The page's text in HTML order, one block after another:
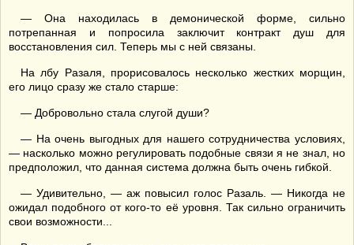
— Она находилась в демонической форме, сильно
потрепанная и попросила заключит контракт душ для
восстановления сил. Теперь мы с ней связаны.
На лбу Разаля, прорисовалось несколько жестких морщин,
его лицо сразу же стало старше:
— Добровольно стала слугой души?
— На очень выгодных для нашего сотрудничества условиях,
— насколько можно регулировать подобные связи я не знал, но
предположил, что данная система должна быть очень гибкой.
— Удивительно, — аж повысил голос Разаль. — Никогда не
ожидал подобного от кого-то её уровня. Так сильно ограничить
свои возможности...